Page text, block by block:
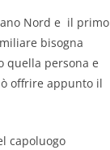
Nord e il primo
bisogna
quella persona e
offrire appunto il
capoluogo